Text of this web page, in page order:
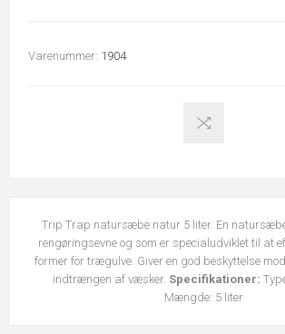
Varenummer: 1904
Trip Trap natursæbe natur 5 liter. En
rengøringsevne og som er specialudviklet til at
former for trægulve. Giver en god beskyttelse
indtrængen af væsker. Specifikationer:
Mængde: 5 liter